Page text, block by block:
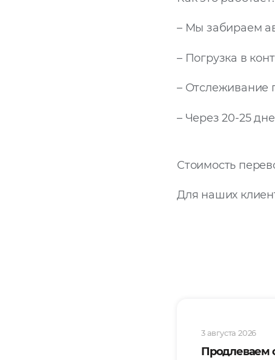
– Мы забираем
– Погрузка в
– Отслеживание
– Через 20-25
Стоимость
Для наших
3 августа 2026
Продлеваем